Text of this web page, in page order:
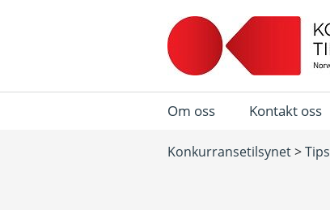
Om oss Kontakt oss
Konkurransetilsynet>Tips